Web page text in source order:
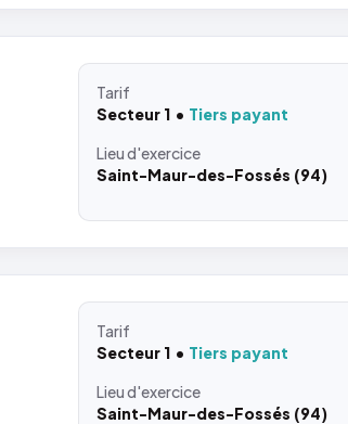
Tarif
Secteur 1
Tiers payant
Lieud'exercice
Saint-Maur-des-Fossés (94)
Tarif
Secteur 1
Tiers payant
Lieud'exercice
Saint-Maur-des-Fossés (94)